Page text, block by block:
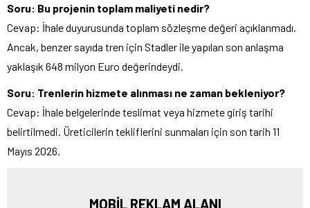
Soru: Bu projenin toplam maliyeti nedir?
Cevap: İhale duyurusunda toplam sözleşme değeri açıklanmadı.
Ancak, benzer sayıda tren için Stadler ile yapılan son anlaşma
yaklaşık 648 milyon Euro değerindeydi.
Soru: Trenlerin hizmete alınması ne zaman bekleniyor?
Cevap: İhale belgelerinde teslimat veya hizmete giriş tarihi
belirtilmedi. Üreticilerin tekliflerini sunmaları için son tarih 11
Mayıs 2026.
MOBİL REKLAM ALANI